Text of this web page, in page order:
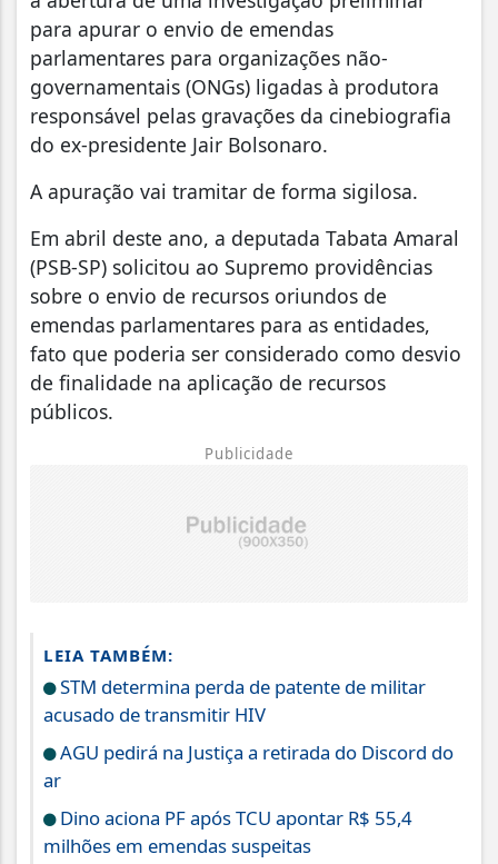
para apurar o envio de emendas
parlamentares para organizações não-
governamentais (ONGs) ligadas à produtora
responsável pelas gravações da cinebiografia
do ex-presidente Jair Bolsonaro.
A apuração vai tramitar de forma sigilosa.
Em abril deste ano, a deputada Tabata Amaral
(PSB-SP) solicitou ao Supremo providências
sobre o envio de recursos oriundos de
emendas parlamentares para as entidades,
fato que poderia ser considerado como desvio
de finalidade na aplicação de recursos
públicos.
Publicidade
LEIA TAMBÉM:
STM determina perda de patente de militar
acusado de transmitir HIV
AGU pedirá na Justiça a retirada do Discord do
ar
Dino aciona PF após TCU apontar R$ 55,4
milhões em emendas suspeitas